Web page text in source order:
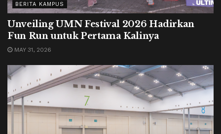
BERITA KAMPUS
Unveiling UMN Festival 2026 Hadirkan
Fun Run untuk Pertama Kalinya
MAY 31, 2026